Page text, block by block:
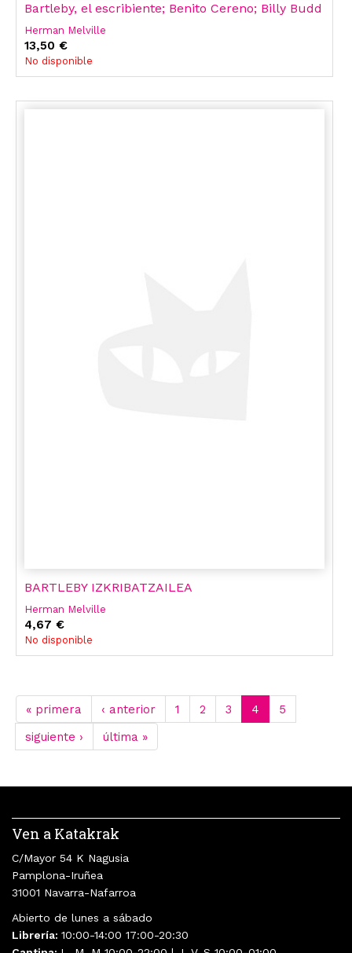
Bartleby, el escribiente; Benito Cereno; Billy Budd
Herman Melville
13,50 €
No disponible
BARTLEBY IZKRIBATZAILEA
Herman Melville
4,67 €
No disponible
« primera ‹ anterior 1 2 3 4
5
siguiente ›
última »
Ven a Katakrak
C/Mayor 54 K Nagusia
Pamplona-Iruñea
31001 Navarra-Nafarroa
Abierto de lunes a sábado
Librería: 10:00-14:00 17:00-20:30